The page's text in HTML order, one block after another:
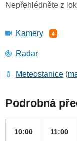
Nepřehlédněte z
Kamery 4
Radar
Meteostanice (
Podrobná
10:00 11:00